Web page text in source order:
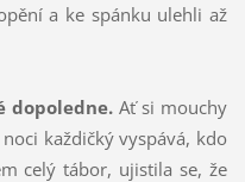
a ke spánku ulehli až
dopoledne.Ať si mouchy
každičký vyspává, kdo
celý tábor, ujistila se, že